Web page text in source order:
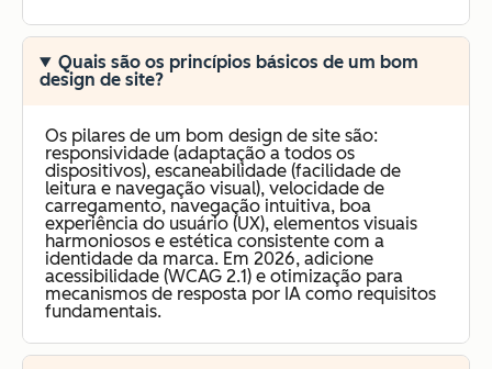
Quais são os princípios básicos de um bom
design de site?
Os pilares de um bom design de site são:
responsividade (adaptação a todos os
dispositivos), escaneabilidade (facilidade de
leitura e navegação visual), velocidade de
carregamento, navegação intuitiva, boa
experiência do usuário (UX), elementos visuais
harmoniosos e estética consistente com a
identidade da marca. Em 2026, adicione
acessibilidade (WCAG 2.1) e otimização para
mecanismos de resposta por IA como requisitos
fundamentais.